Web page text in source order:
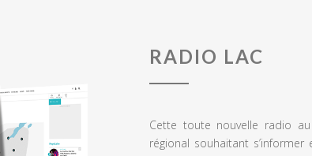
RADIO LAC
Cette toute nouvelle radio
régional souhaitant